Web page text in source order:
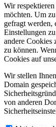
Wir
möchten. Um
gefragt werden,
Einstellungen
andere Cookies
zu können.
Cookies auf
Wir stellen
Domain
von anderen